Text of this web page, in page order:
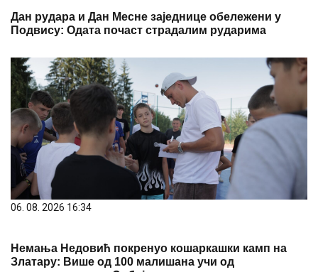
06. 08. 2026 16:34
Немања Недовић покренуо кошаркашки камп на
Златару: Више од 100 малишана учи од
репрезентативца Србије
06. 08. 2026 07:51